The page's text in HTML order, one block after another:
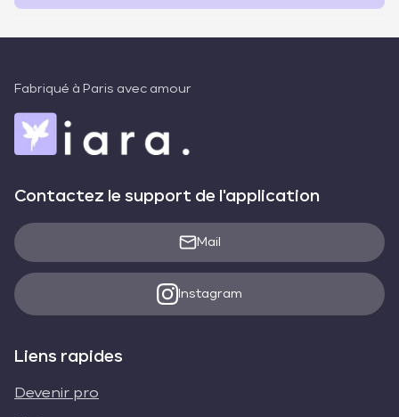
Fabriqué à Paris avec amour
Contactez le support de l'application
Mail
Instagram
Liens rapides
Devenir pro